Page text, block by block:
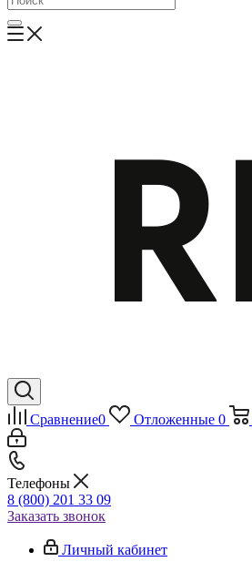
Сравнение0 Отложенные 0
Телефоны
8 (800) 201 33 09
Заказать звонок
Личный кабинет